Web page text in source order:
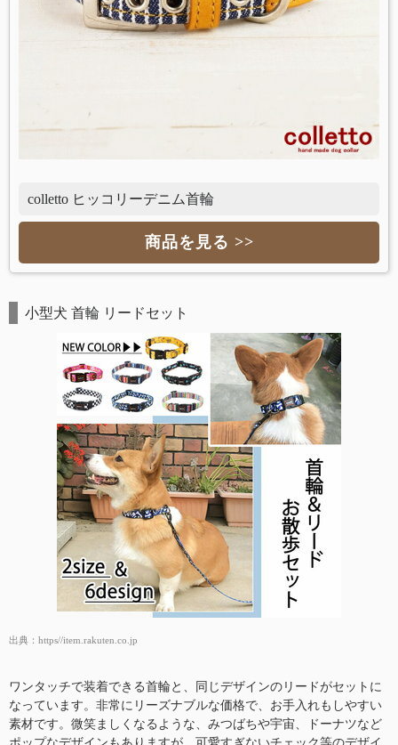
colletto ヒッコリーデニム首輪
商品を見る >>
小型犬 首輪 リードセット
出典： https//item.rakuten.co.jp
ワンタッチで装着できる首輪と、同じデザインのリードがセットに
なっています。非常にリーズナブルな価格で、お手入れもしやすい
素材です。微笑ましくなるような、みつばちや宇宙、ドーナツなど